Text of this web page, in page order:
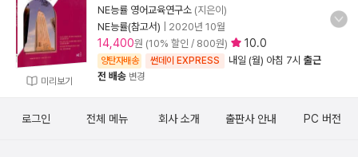
미리보기
NE능률 영어교육연구소 (지은이)
NE능률(참고서)
2020년 10월
14,400원 (10% 할인 / 800원) 10.0
양탄자배송 썬데이 EXPRESS 내일 (월) 아침 7시 출근
전 배송 변경
로그인 전체 메뉴 회사 소개 출판사 안내 PC 버전